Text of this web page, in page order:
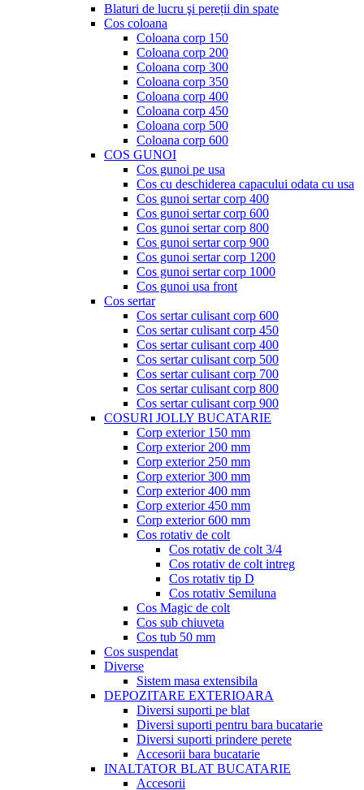
Blaturi de lucru şi pereții din spate
Cos coloana
Coloana corp 150
Coloana corp 200
Coloana corp 300
Coloana corp 350
Coloana corp 400
Coloana corp 450
Coloana corp 500
Coloana corp 600
COS GUNOI
Cos gunoi pe usa
Cos cu deschiderea capacului odata cu usa
Cos gunoi sertar corp 400
Cos gunoi sertar corp 600
Cos gunoi sertar corp 800
Cos gunoi sertar corp 900
Cos gunoi sertar corp 1200
Cos gunoi sertar corp 1000
Cos gunoi usa front
Cos sertar
Cos sertar culisant corp 600
Cos sertar culisant corp 450
Cos sertar culisant corp 400
Cos sertar culisant corp 500
Cos sertar culisant corp 700
Cos sertar culisant corp 800
Cos sertar culisant corp 900
COSURI JOLLY BUCATARIE
Corp exterior 150 mm
Corp exterior 200 mm
Corp exterior 250 mm
Corp exterior 300 mm
Corp exterior 400 mm
Corp exterior 450 mm
Corp exterior 600 mm
Cos rotativ de colt
Cos rotativ de colt 3/4
Cos rotativ de colt intreg
Cos rotativ tip D
Cos rotativ Semiluna
Cos Magic de colt
Cos sub chiuveta
Cos tub 50 mm
Cos suspendat
Diverse
Sistem masa extensibila
DEPOZITARE EXTERIOARA
Diversi suporti pe blat
Diversi suporti pentru bara bucatarie
Diversi suporti prindere perete
Accesorii bara bucatarie
INALTATOR BLAT BUCATARIE
Accesorii